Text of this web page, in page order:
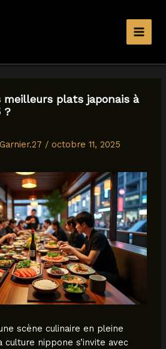
meilleurs plats japonais à
?
/ octobre 11, 2025
scène culinaire en pleine
nippone s’invite avec